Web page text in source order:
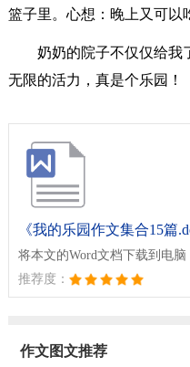
篮子里。心想：晚上又可以
奶奶的院子不仅仅给我
无限的活力，真是个乐园！
《我的乐园作文集合15篇
将本文的Word文档下载到电
推荐度：
作文图文推荐